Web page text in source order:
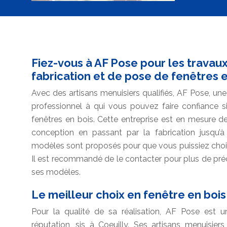
Fiez-vous à AF Pose pour les
fabrication et de pose de fenêtres
Avec des artisans menuisiers qualifiés, AF Pose,
professionnel à qui vous pouvez faire confiance
fenêtres en bois. Cette entreprise est en mesure
conception en passant par la fabrication
modèles sont proposés pour que vous puissiez
Il est recommandé de le contacter pour plus de
ses modèles.
Le meilleur choix en fenêtre en bois
Pour la qualité de sa réalisation, AF Pose est
réputation, sis à Coeuilly. Ses artisans